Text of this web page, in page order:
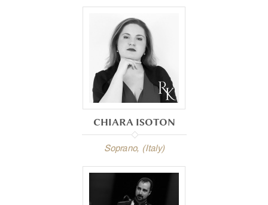
CHIARA ISOTON
Soprano, (Italy)